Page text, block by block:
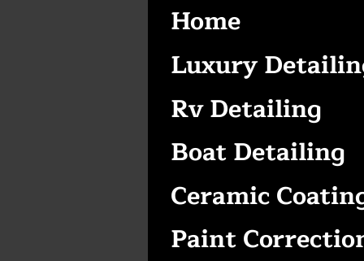
Home
Luxury
Rv Detailing
Boat Detailing
Ceramic
Paint